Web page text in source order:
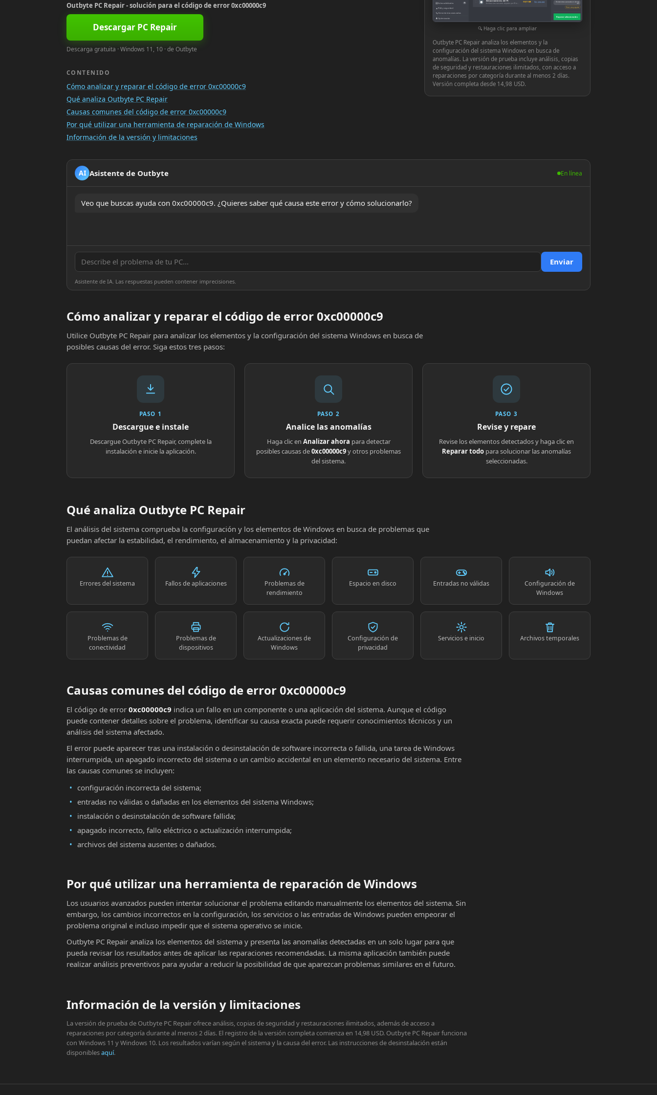
Outbyte PC Repair - solución para el código de error 0xc00000c9
Descargar PC Repair
Descarga gratuita · Windows 11, 10 · de Outbyte
CONTENIDO
Cómo analizar y reparar el código de error 0xc00000c9
Qué analiza Outbyte PC Repair
Causas comunes del código de error 0xc00000c9
Por qué utilizar una herramienta de reparación de Windows
Información de la versión y limitaciones
▤Vulnerabilidades 10
● PUA y seguridad
🔧Herramientas avanzadas
♟Optimización
◉ Archivos innecesarios dejados por Windows o las aplicaciones
939,71 MB Ver y reparar Herramientas avanzadas en tiempo
real
Hacer una pregunta
Reparar seleccionados
Haga clic para ampliar
Outbyte PC Repair analiza los elementos y la
configuración del sistema Windows en busca de
anomalías. La versión de prueba incluye análisis, copias
de seguridad y restauraciones ilimitados, con acceso a
reparaciones por categoría durante al menos 2 días.
Versión completa desde 14,98 USD.
AI Asistente de Outbyte En línea
Veo que buscas ayuda con 0xc00000c9. ¿Quieres saber qué causa este error y cómo solucionarlo?
Enviar
Asistente de IA. Las respuestas pueden contener imprecisiones.
Cómo analizar y reparar el código de error 0xc00000c9
Utilice Outbyte PC Repair para analizar los elementos y la configuración del sistema Windows en busca de
posibles causas del error. Siga estos tres pasos:
PASO 1
Descargue e instale
Descargue Outbyte PC Repair, complete la
instalación e inicie la aplicación.
PASO 2
Analice las anomalías
Haga clic en Analizar ahora para detectar
posibles causas de0xc00000c9y otros problemas
del sistema.
PASO 3
Revise y repare
Revise los elementos detectados y haga clic en
Reparar todo para solucionar las anomalías
seleccionadas.
Qué analiza Outbyte PC Repair
El análisis del sistema comprueba la configuración y los elementos de Windows en busca de problemas que
puedan afectar la estabilidad, el rendimiento, el almacenamiento y la privacidad:
Errores del sistema Fallos de aplicaciones
Problemas de
rendimiento
Espacio en disco Entradas no válidas
Configuración de
Windows
Problemas de
conectividad
Problemas de
dispositivos
Actualizaciones de
Windows
Configuración de
privacidad
Servicios e inicio Archivos temporales
Causas comunes del código de error 0xc00000c9
El código de error 0xc00000c9 indica un fallo en un componente o una aplicación del sistema. Aunque el código
puede contener detalles sobre el problema, identificar su causa exacta puede requerir conocimientos técnicos y un
análisis del sistema afectado.
El error puede aparecer tras una instalación o desinstalación de software incorrecta o fallida, una tarea de Windows
interrumpida, un apagado incorrecto del sistema o un cambio accidental en un elemento necesario del sistema. Entre
las causas comunes se incluyen:
configuración incorrecta del sistema;
entradas no válidas o dañadas en los elementos del sistema Windows;
instalación o desinstalación de software fallida;
apagado incorrecto, fallo eléctrico o actualización interrumpida;
archivos del sistema ausentes o dañados.
Por qué utilizar una herramienta de reparación de Windows
Los usuarios avanzados pueden intentar solucionar el problema editando manualmente los elementos del sistema. Sin
embargo, los cambios incorrectos en la configuración, los servicios o las entradas de Windows pueden empeorar el
problema original e incluso impedir que el sistema operativo se inicie.
Outbyte PC Repair analiza los elementos del sistema y presenta las anomalías detectadas en un solo lugar para que
pueda revisar los resultados antes de aplicar las reparaciones recomendadas. La misma aplicación también puede
realizar análisis preventivos para ayudar a reducir la posibilidad de que aparezcan problemas similares en el futuro.
Información de la versión y limitaciones
La versión de prueba de Outbyte PC Repair ofrece análisis, copias de seguridad y restauraciones ilimitados, además de acceso a
reparaciones por categoría durante al menos 2 días. El registro de la versión completa comienza en 14,98 USD. Outbyte PC Repair funciona
con Windows 11 y Windows 10. Los resultados varían según el sistema y la causa del error. Las instrucciones de desinstalación están
disponiblesaquí.